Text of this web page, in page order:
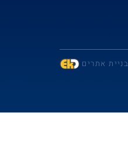
בניית אתרים